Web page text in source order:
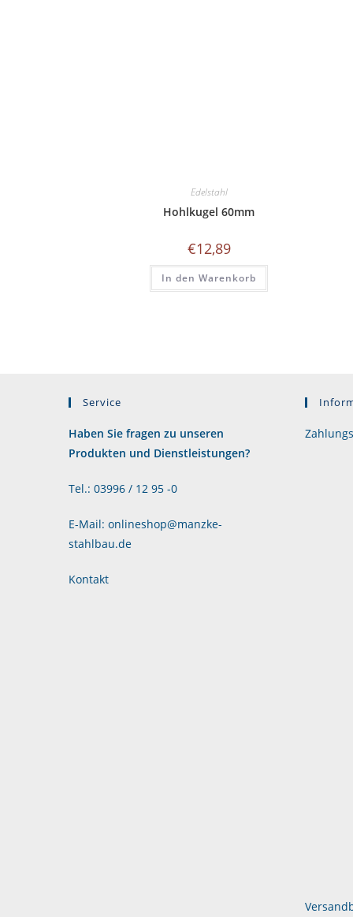
Edelstahl
Hohlkugel 60mm
€12,89
In den Warenkorb
Service
Haben Sie fragen zu unseren
Produkten und Dienstleistungen?
Tel.: 03996 / 12 95 -0
E-Mail: onlineshop@manzke-
stahlbau.de
Kontakt